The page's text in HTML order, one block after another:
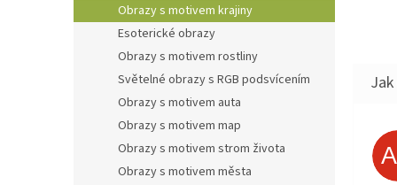
Obrazy s motivem krajiny
Esoterické obrazy
Obrazy s motivem rostliny
Světelné obrazy s RGB podsvícením
Obrazy s motivem auta
Obrazy s motivem map
Obrazy s motivem strom života
Obrazy s motivem města